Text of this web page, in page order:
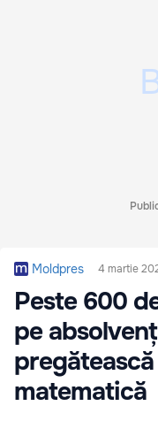
Moldpres 4 martie
Peste 600
pe
matematică